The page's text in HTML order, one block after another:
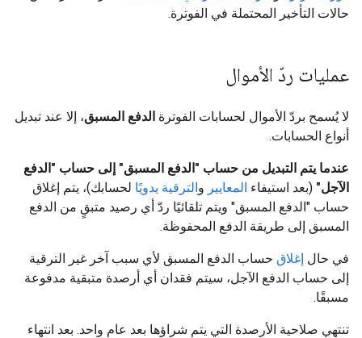
حالات التأخير المحتملة في الفوترة.
عمليات ردّ الأموال
لا يُسمح بردّ الأموال لحسابات الفوترة الدفع المسبق، إلا عند تبديل
أنواع الحسابات.
عندما يتم التبديل من حساب "الدفع المسبق" إلى حساب "الدفع
الآجل" (بعد استيفاء المعايير والترقية يدويًا لحسابك)، يتم إغلاق
حساب "الدفع المسبق" ويتم تلقائيًا ردّ أي رصيد متبقٍ من الدفع
المسبق إلى طريقة الدفع المحفوظة.
في حال إغلاق حساب الدفع المسبق لأي سبب آخر غير الترقية
إلى حساب الدفع الآجل، سيتم فقدان أي أرصدة متبقية مدفوعة
مسبقًا.
تنتهي صلاحية الأرصدة التي يتم شراؤها بعد عام واحد. بعد انتهاء